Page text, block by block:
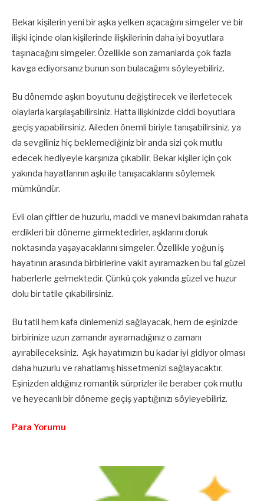
Bekar kişilerin yeni bir aşka yelken açacağını simgeler ve bir
ilişki içinde olan kişilerinde ilişkilerinin daha iyi boyutlara
taşınacağını simgeler. Özellikle son zamanlarda çok fazla
kavga ediyorsanız bunun son bulacağımı söyleyebiliriz.
Bu dönemde aşkın boyutunu değiştirecek ve ilerletecek
olaylarla karşılaşabilirsiniz. Hatta ilişkinizde ciddi boyutlara
geçiş yapabilirsiniz. Aileden önemli biriyle tanışabilirsiniz, ya
da sevgiliniz hiç beklemediğiniz bir anda sizi çok mutlu
edecek hediyeyle karşınıza çıkabilir. Bekar kişiler için çok
yakında hayatlarının aşkı ile tanışacaklarını söylemek
mümkündür.
Evli olan çiftler de huzurlu, maddi ve manevi bakımdan rahata
erdikleri bir döneme girmektedirler, aşklarını doruk
noktasında yaşayacaklarını simgeler. Özellikle yoğun iş
hayatının arasında birbirlerine vakit ayıramazken bu fal güzel
haberlerle gelmektedir. Çünkü çok yakında güzel ve huzur
dolu bir tatile çıkabilirsiniz.
Bu tatil hem kafa dinlemenizi sağlayacak, hem de eşinizde
birbirinize uzun zamandır ayıramadığınız o zamanı
ayırabileceksiniz. Aşk hayatımızın bu kadar iyi gidiyor olması
daha huzurlu ve rahatlamış hissetmenizi sağlayacaktır.
Eşinizden aldığınız romantik sürprizler ile beraber çok mutlu
ve heyecanlı bir döneme geçiş yaptığınızı söyleyebiliriz.
Para Yorumu